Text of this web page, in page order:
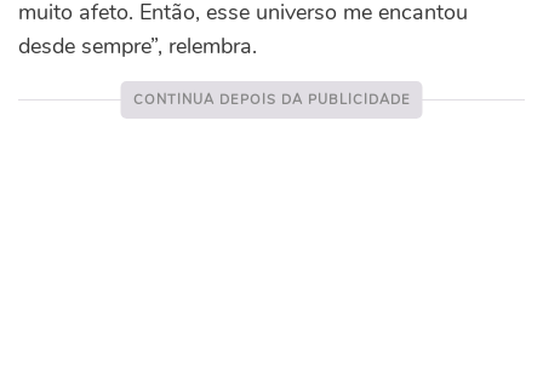
muito afeto. Então, esse universo me encantou
desde sempre”, relembra.